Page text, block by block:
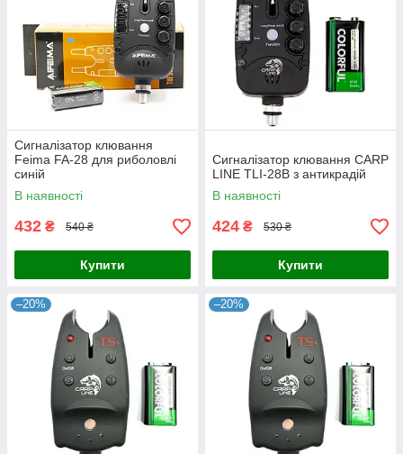
Сигналізатор клювання
Feima FA-28 для риболовлі
синій
В наявності
432 ₴ 540 ₴
Купити
Сигналізатор клювання CARP
LINE TLI-28B з антикрадій
В наявності
424 ₴ 530 ₴
Купити
–20% –20%